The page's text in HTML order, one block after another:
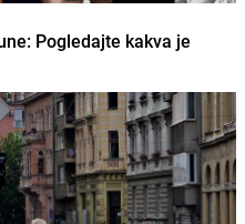
Pogledajte kakva je